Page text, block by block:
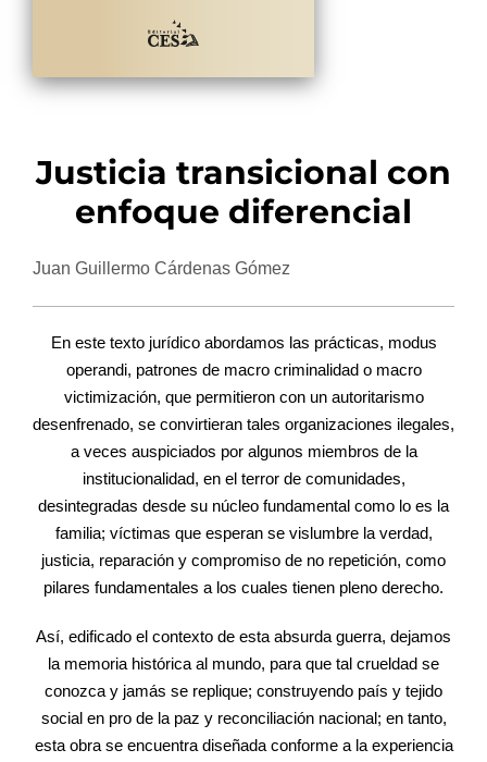
Justicia transicional con
enfoque diferencial
Juan Guillermo Cárdenas Gómez
En este texto jurídico abordamos las prácticas, modus
operandi, patrones de macro criminalidad o macro
victimización, que permitieron con un autoritarismo
desenfrenado, se convirtieran tales organizaciones ilegales,
a veces auspiciados por algunos miembros de la
institucionalidad, en el terror de comunidades,
desintegradas desde su núcleo fundamental como lo es la
familia; víctimas que esperan se vislumbre la verdad,
justicia, reparación y compromiso de no repetición, como
pilares fundamentales a los cuales tienen pleno derecho.
Así, edificado el contexto de esta absurda guerra, dejamos
la memoria histórica al mundo, para que tal crueldad se
conozca y jamás se replique; construyendo país y tejido
social en pro de la paz y reconciliación nacional; en tanto,
esta obra se encuentra diseñada conforme a la experiencia